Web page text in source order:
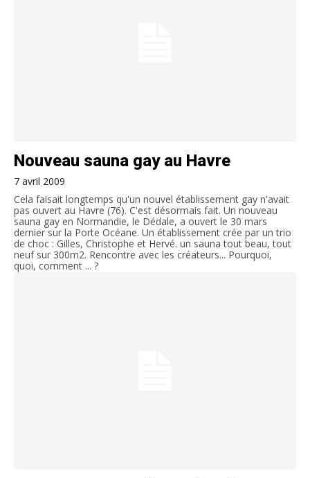
Nouveau sauna gay au Havre
7 avril 2009
Cela faisait longtemps qu'un nouvel établissement gay n'avait
pas ouvert au Havre (76). C'est désormais fait. Un nouveau
sauna gay en Normandie, le Dédale, a ouvert le 30 mars
dernier sur la Porte Océane. Un établissement crée par un trio
de choc : Gilles, Christophe et Hervé. un sauna tout beau, tout
neuf sur 300m2. Rencontre avec les créateurs... Pourquoi,
quoi, comment ... ?